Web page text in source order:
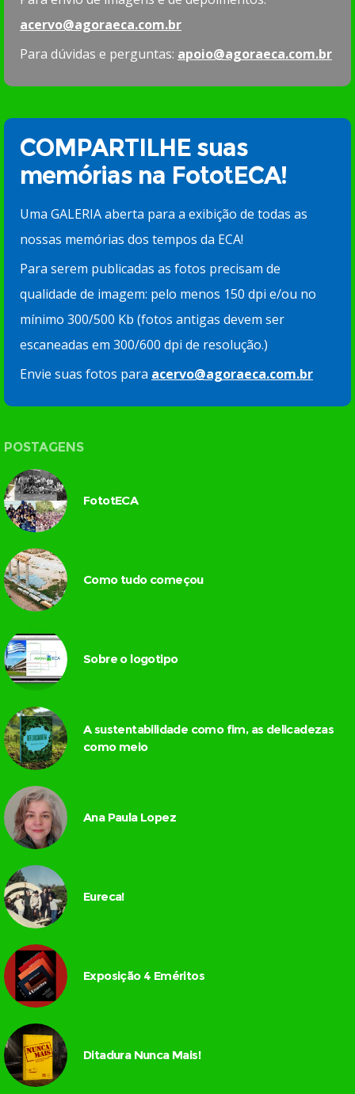
acervo@agoraeca.com.br
Para dúvidas e perguntas: apoio@agoraeca.com.br
COMPARTILHE suas
memórias na FototECA!
Uma GALERIA aberta para a exibição de todas as
nossas memórias dos tempos da ECA!
Para serem publicadas as fotos precisam de
qualidade de imagem: pelo menos 150 dpi e/ou no
mínimo 300/500 Kb (fotos antigas devem ser
escaneadas em 300/600 dpi de resolução.)
Envie suas fotos para acervo@agoraeca.com.br
POSTAGENS
FototECA
Como tudo começou
Sobre o logotipo
A sustentabilidade como fim, as delicadezas
como meio
Ana Paula Lopez
Eureca!
Exposição 4 Eméritos
Ditadura Nunca Mais!